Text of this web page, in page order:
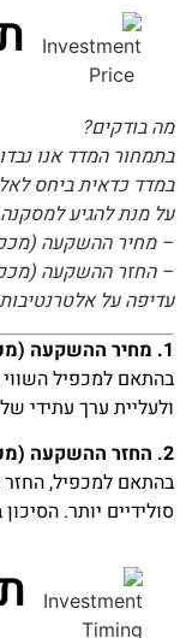
מה בודקים?
בתמחור המדד אנו
במדד כדאית ביחס
על מנת להגיע
– מחיר ההשקעה
– החזר ההשקעה
עדיפה על
1. מחיר ההשקעה (מכפיל הון משוקלל של מניות המדד): 1.5
בהתאם למכפיל
ולעליית ערך עתידי
2. החזר ההשקעה (מכפיל רווח משוקלל של מניות המדד): 19.0
סולידיים יותר.